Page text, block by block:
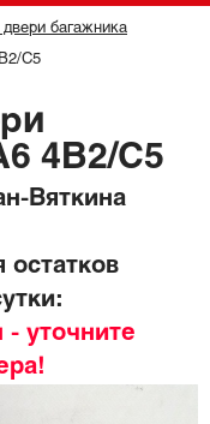
багажника
C5
4B2/C5
Вяткина
- уточните